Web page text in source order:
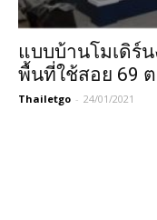
แบบบ้านโมเดิร์
พื้นที่ใช้สอย 69 ต
Thailetgo - 24/01/2021